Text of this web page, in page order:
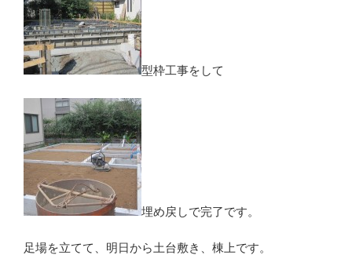
型枠工事をして
埋め戻しで完了です。
足場を立てて、明日から土台敷き、棟上です。